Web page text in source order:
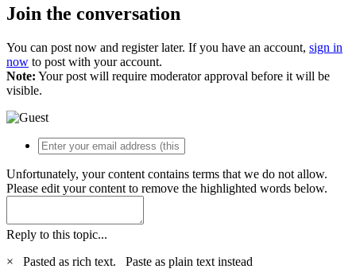
Join the conversation
You can post now and register later. If you have an account, sign in
now to post with your account.
Note: Your post will require moderator approval before it will be
visible.
Unfortunately, your content contains terms that we do not allow.
Please edit your content to remove the highlighted words below.
Reply to this topic...
×
Pasted as rich text. Paste as plain text instead